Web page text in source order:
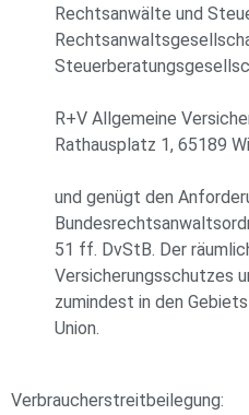
Rechtsanwälte und
R+V Allgemeine
Rathausplatz 1, 65189
und genügt den
51 ff. DvStB. Der
Versicherungsschutzes
zumindest in den
Union.
Verbraucherstreitbeilegung: